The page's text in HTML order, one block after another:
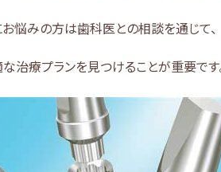
悩みの方は歯科医との相談を通じて、
治療プランを見つけることが重要です